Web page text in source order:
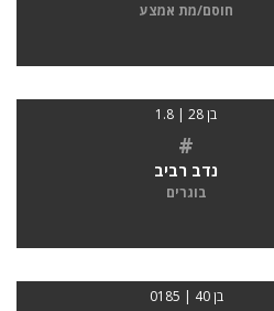
חוסם/מת אמצע
בן 28 | 1.8
#
נדב רביב
בוגרים
בן 40 | 0185